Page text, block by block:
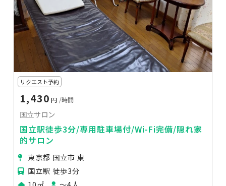
リクエスト予約
1,430 円 /時間
国立サロン
国立駅徒歩3分/専用駐車場付/Wi-Fi完備/隠れ家
的サロン
東京都 国立市 東
国立駅 徒歩3分